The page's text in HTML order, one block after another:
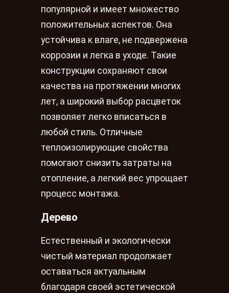
популярной и имеет множество
положительных аспектов. Она
устойчива к влаге, не подвержена
коррозии и легка в уходе. Такие
конструкции сохраняют свои
качества на протяжении многих
лет, а широкий выбор расцветок
позволяет легко вписаться в
любой стиль. Отличные
теплоизолирующие свойства
помогают снизить затраты на
отопление, а легкий вес упрощает
процесс монтажа.
Дерево
Естественный и экологически
чистый материал продолжает
оставаться актуальным
благодаря своей эстетической